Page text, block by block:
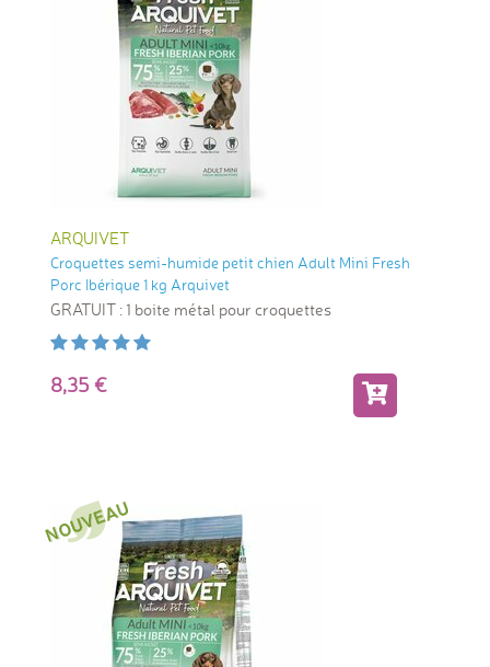
ARQUIVET
Croquettes semi-humide petit chien Adult Mini Fresh
Porc Ibérique 1 kg Arquivet
GRATUIT : 1 boite métal pour croquettes
8,35